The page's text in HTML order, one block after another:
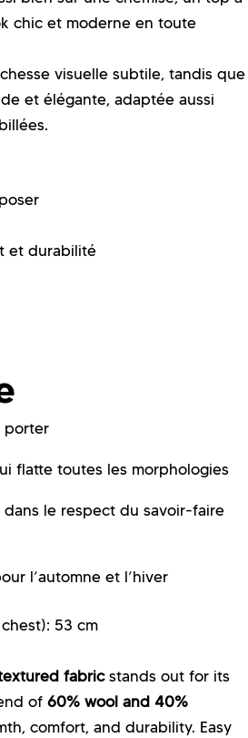
chic et moderne en toute
visuelle subtile, tandis que
et élégante, adaptée aussi
et durabilité
porter
flatte toutes les morphologies
le respect du savoir-faire
l’automne et l’hiver
: 53 cm
fabricstands out for its
of 60% wool and 40%
comfort, and durability. Easy